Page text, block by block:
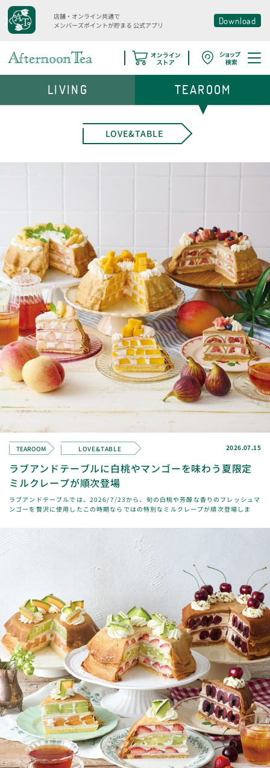
店舗・オンライン共通で
メンバーズポイントが貯まる 公式アプリ Download
LOVE&TABLE
ラブアンドテーブルに白桃やマンゴーを味わう夏限定
ミルクレープが順次登場
ラブアンドテーブルでは、2026/7/23から、旬の白桃や芳醇な香りのフレッシュマ
ンゴーを贅沢に使用したこの時期ならではの特別なミルクレープが順次登場しま
2026.07.15
TEAROOM LOVE&TABLE
LIVING TEAROOM